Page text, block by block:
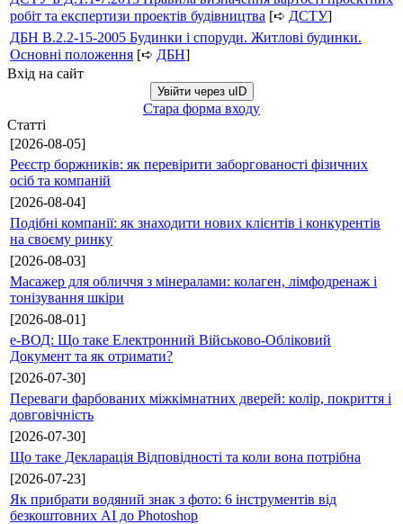
робіт та експертизи проектів будівництва [➪ ДСТУ]
ДБН В.2.2-15-2005 Будинки і споруди. Житлові будинки.
Основні положення [➪ ДБН]
Вхід на сайт
Увійти через uID
Стара форма входу
Статті
[2026-08-05]
Реєстр боржників: як перевірити заборгованості фізичних
осіб та компаній
[2026-08-04]
Подібні компанії: як знаходити нових клієнтів і конкурентів
на своєму ринку
[2026-08-03]
Масажер для обличчя з мінералами: колаген, лімфодренаж і
тонізування шкіри
[2026-08-01]
е-ВОД: Що таке Електронний Військово-Обліковий
Документ та як отримати?
[2026-07-30]
Переваги фарбованих міжкімнатних дверей: колір, покриття і
довговічність
[2026-07-30]
Що таке Декларація Відповідності та коли вона потрібна
[2026-07-23]
Як прибрати водяний знак з фото: 6 інструментів від
безкоштовних AI до Photoshop